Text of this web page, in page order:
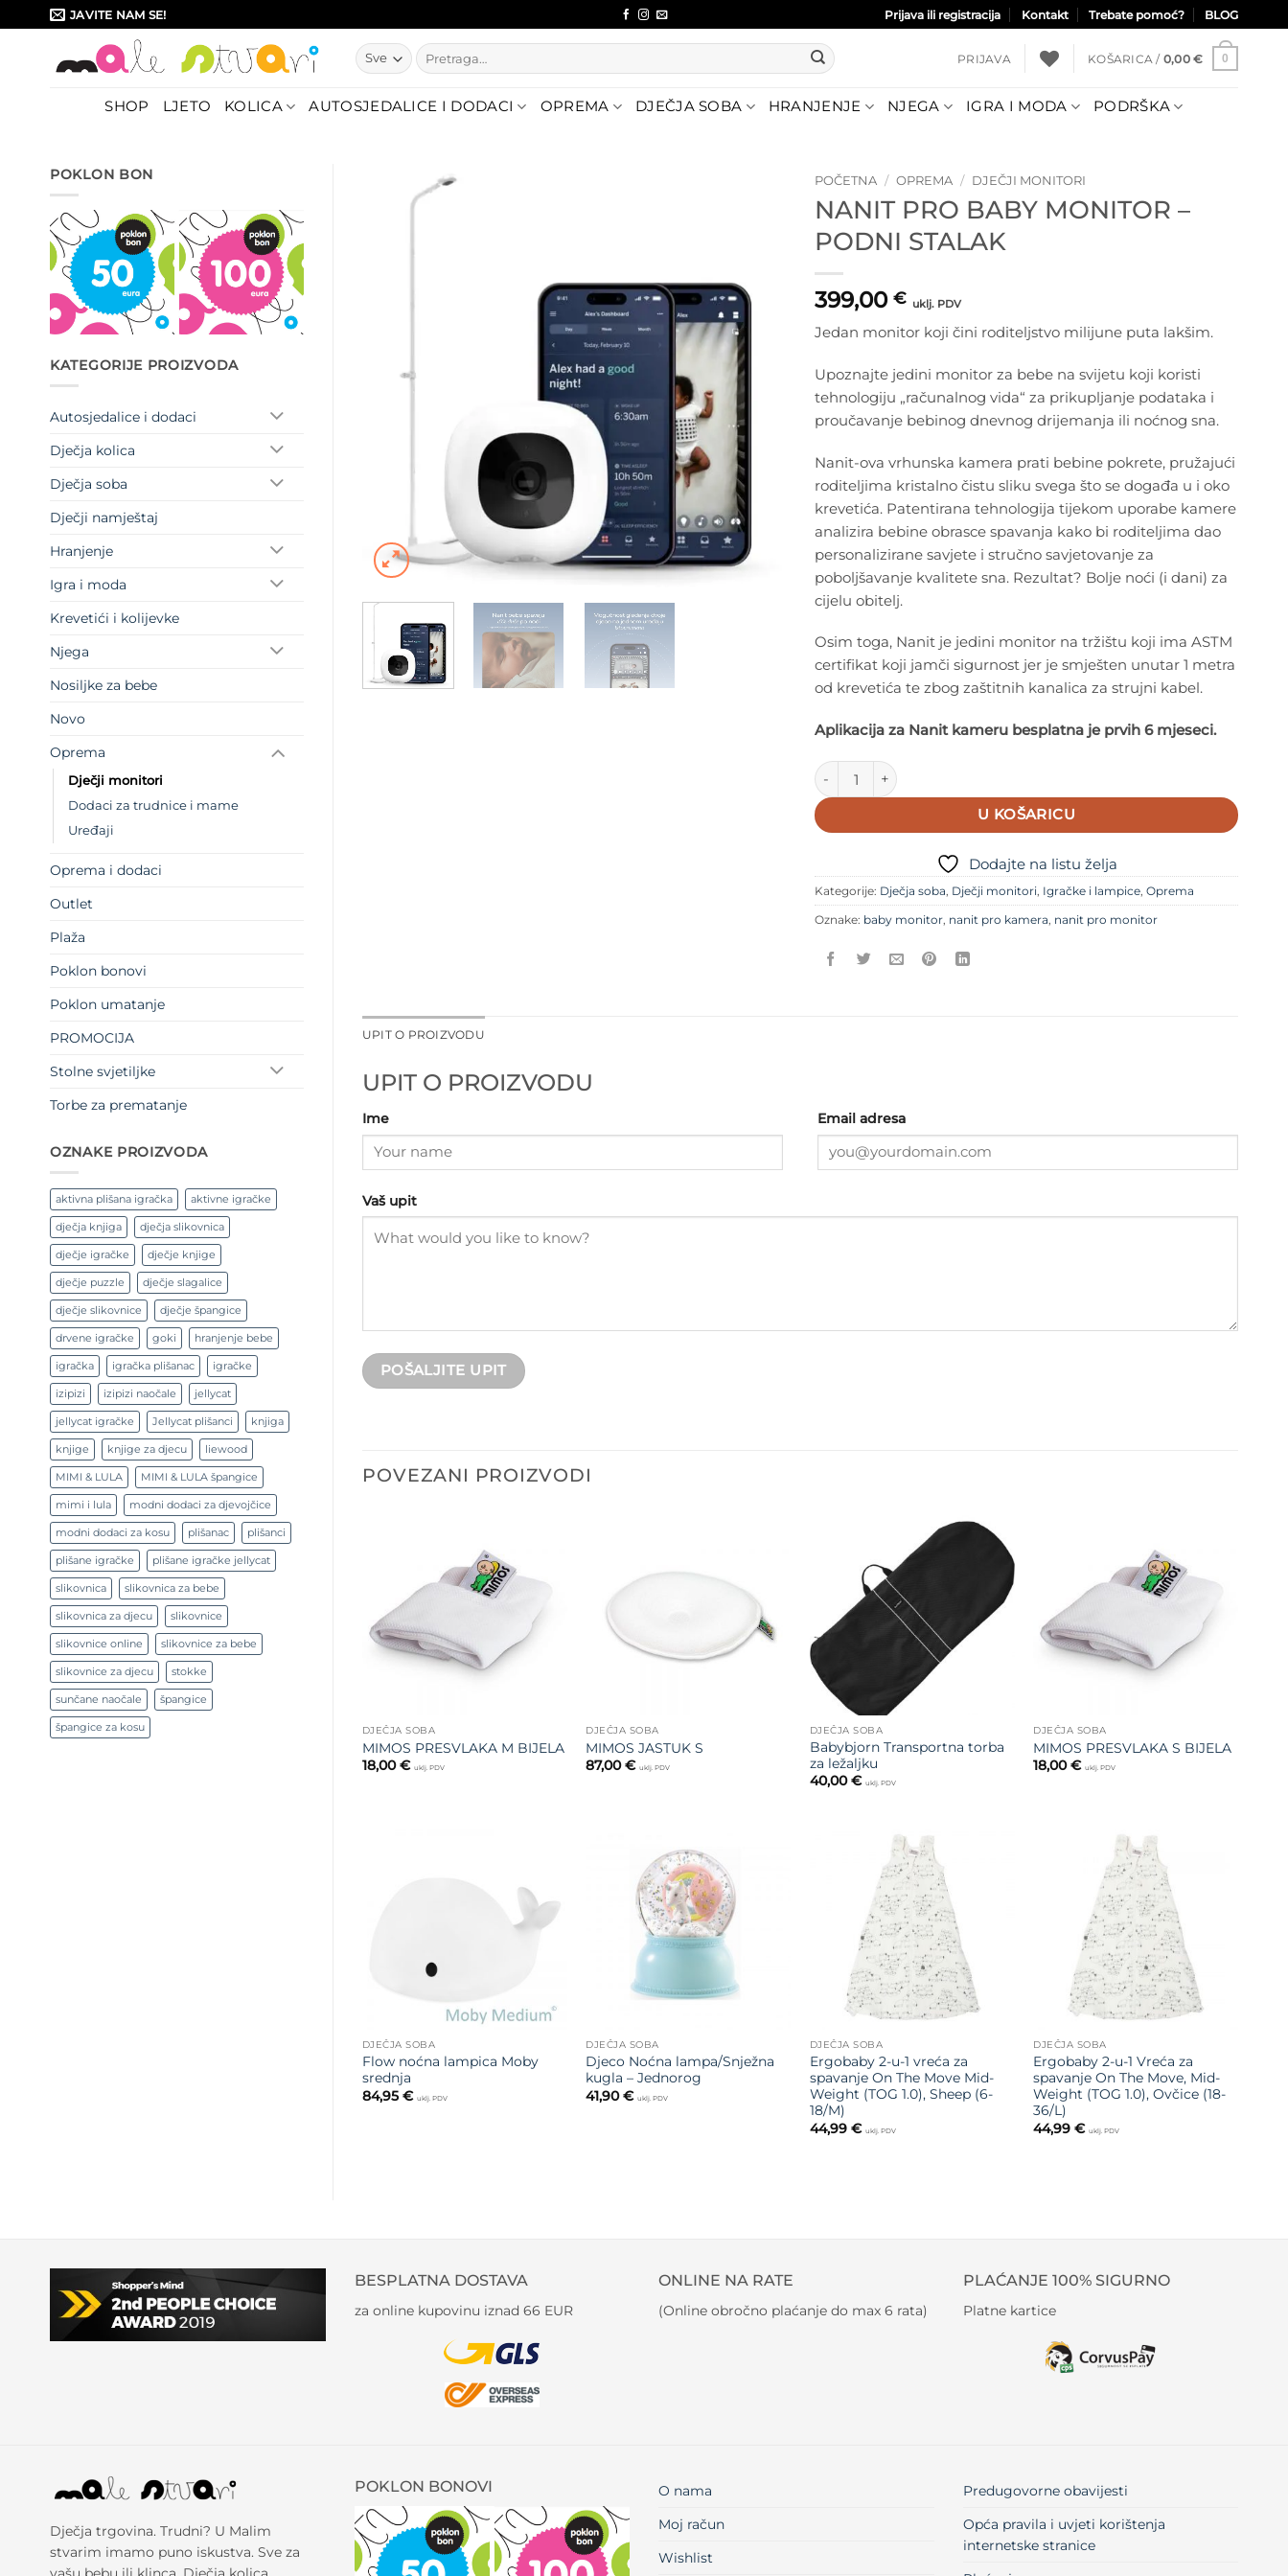
to
JAVITE NAM SE! Prijava ili registracija Kontakt Trebate pomoć? BLOG
Pretraži:
PRIJAVA KOŠARICA / 0,00 € 0
SHOP LJETO KOLICA AUTOSJEDALICE I DODACI OPREMA DJEČJA SOBA HRANJENJE NJEGA IGRA I MODA PODRŠKA
POKLON BON
KATEGORIJE PROIZVODA
Autosjedalice i dodaci
Dječja kolica
Dječja soba
Dječji namještaj
Hranjenje
Igra i moda
Krevetići i kolijevke
Njega
Nosiljke za bebe
Novo
Oprema
Dječji monitori
Dodaci za trudnice i mame
Uređaji
Oprema i dodaci
Outlet
Plaža
Poklon bonovi
Poklon umatanje
PROMOCIJA
Stolne svjetiljke
Torbe za prematanje
OZNAKE PROIZVODA
aktivna plišana igračka aktivne igračke
dječja knjiga dječja slikovnica
dječje igračke dječje knjige
dječje puzzle dječje slagalice
dječje slikovnice dječje špangice
drvene igračke goki hranjenje bebe
igračka igračka plišanac igračke
izipizi izipizi naočale jellycat
jellycat igračke Jellycat plišanci knjiga
knjige knjige za djecu liewood
MIMI & LULA MIMI & LULA špangice
mimi i lula modni dodaci za djevojčice
modni dodaci za kosu plišanac plišanci
plišane igračke plišane igračke jellycat
slikovnica slikovnica za bebe
slikovnica za djecu slikovnice
slikovnice online slikovnice za bebe
slikovnice za djecu stokke
sunčane naočale špangice
špangice za kosu
POČETNA / OPREMA / DJEČJI MONITORI
NANIT PRO BABY MONITOR –
PODNI STALAK
399,00 € uklj. PDV
Jedan monitor koji čini roditeljstvo milijune puta lakšim.
Upoznajte jedini monitor za bebe na svijetu koji koristi
tehnologiju „računalnog vida“ za prikupljanje podataka i
proučavanje bebinog dnevnog drijemanja ili noćnog sna.
Nanit-ova vrhunska kamera prati bebine pokrete, pružajući
roditeljima kristalno čistu sliku svega što se događa u i oko
krevetića. Patentirana tehnologija tijekom uporabe kamere
analizira bebine obrasce spavanja kako bi roditeljima dao
personalizirane savjete i stručno savjetovanje za
poboljšavanje kvalitete sna. Rezultat? Bolje noći (i dani) za
cijelu obitelj.
Osim toga, Nanit je jedini monitor na tržištu koji ima ASTM
certifikat koji jamči sigurnost jer je smješten unutar 1 metra
od krevetića te zbog zaštitnih kanalica za strujni kabel.
Aplikacija za Nanit kameru besplatna je prvih 6 mjeseci.
Nanit Pro Baby monitor – Podni stalak količina
U KOŠARICU
Dodajte na listu želja
Kategorije: Dječja soba Dječji monitori Igračke i lampice Oprema
Oznake: baby monitor nanit pro kamera nanit pro monitor
UPIT O PROIZVODU
UPIT O PROIZVODU
Ime Email adresa
Vaš upit
POVEZANI PROIZVODI
na listu
DJEČJA SOBA
MIMOS PRESVLAKA M BIJELA
18,00€ uklj. PDV
želja
DJEČJA SOBA
MIMOS JASTUK S
87,00€ uklj. PDV
DJEČJA SOBA
Babybjorn Transportna torba
za ležaljku
40,00€ uklj. PDV
na listu
DJEČJA SOBA
MIMOS PRESVLAKA S BIJELA
18,00€ uklj. PDV
na listu
želja
DJEČJA SOBA
Flow noćna lampica Moby
srednja
84,95 € uklj. PDV
DJEČJA SOBA
Djeco Noćna lampa/Snježna
kugla – Jednorog
41,90€ uklj. PDV
DJEČJA SOBA
Ergobaby 2-u-1 vreća za
spavanje On The Move Mid-
Weight (TOG 1.0), Sheep (6-
18/M)
44,99 € uklj. PDV
DJEČJA SOBA
Ergobaby 2-u-1 Vreća za
spavanje On The Move, Mid-
Weight (TOG 1.0), Ovčice (18-
36/L)
44,99€ uklj. PDV
BESPLATNA DOSTAVA
za online kupovinu iznad 66 EUR
ONLINE NA RATE
(Online obročno plaćanje do max 6 rata)
PLAĆANJE 100% SIGURNO
Platne kartice
Dječja trgovina. Trudni? U Malim
stvarim imamo puno iskustva. Sve za
POKLON BONOVI
O nama
Moj račun
Wishlist
Predugovorne obavijesti
Opća pravila i uvjeti korištenja
internetske stranice